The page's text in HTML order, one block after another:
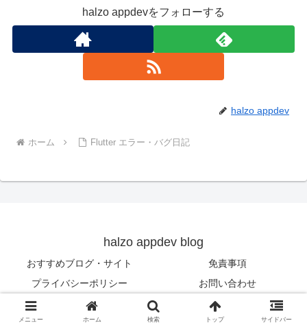
halzo appdevをフォローする
halzo appdev
ホーム Flutter エラー・バグ日記
halzo appdev blog
おすすめブログ・サイト
免責事項
プライバシーポリシー
お問い合わせ
© 2020-2026 halzo appdev blog.
メニュー ホーム 検索 トップ サイドバー